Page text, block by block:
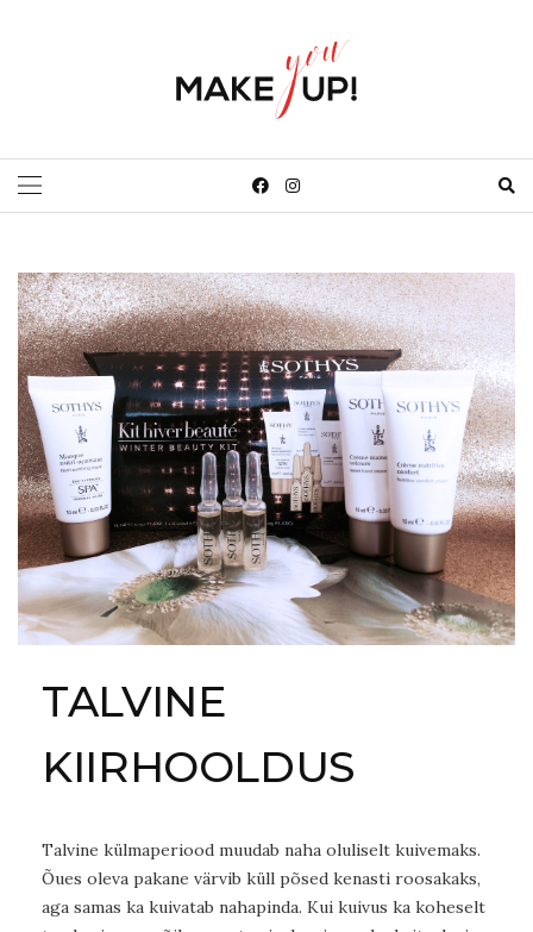
TALVINE
KIIRHOOLDUS
Talvine külmaperiood muudab naha oluliselt kuivemaks.
Õues oleva pakane värvib küll põsed kenasti roosakaks,
aga samas ka kuivatab nahapinda. Kui kuivus ka koheselt